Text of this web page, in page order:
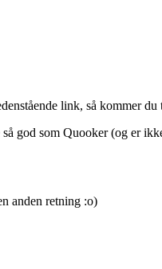
link, så kommer
god som Quooker (og er
anden retning :o)